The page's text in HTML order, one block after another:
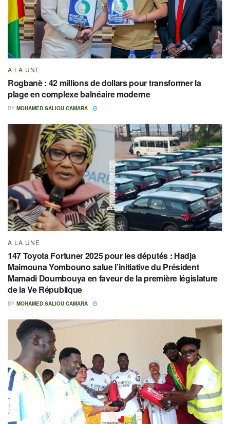
A LA UNE
Rogbanè : 42 millions de dollars pour transformer la
plage en complexe balnéaire moderne
BY MOHAMED SALIOU CAMARA
A LA UNE
147 Toyota Fortuner 2025 pour les députés : Hadja
Maimouna Yombouno salue l’initiative du Président
Mamadi Doumbouya en faveur de la première législature
de la Ve République
BY MOHAMED SALIOU CAMARA